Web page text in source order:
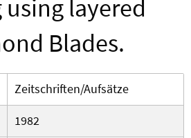
using layered
Blades.
Zeitschriften/Aufsätze
1982